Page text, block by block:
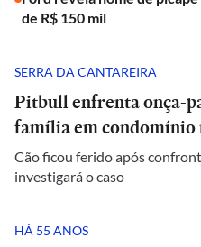
de R$ 150 mil
SERRA DA CANTAREIRA
Pitbull enfrenta onça-
família em condomínio
Cão ficou ferido após
investigará o caso
HÁ 55 ANOS